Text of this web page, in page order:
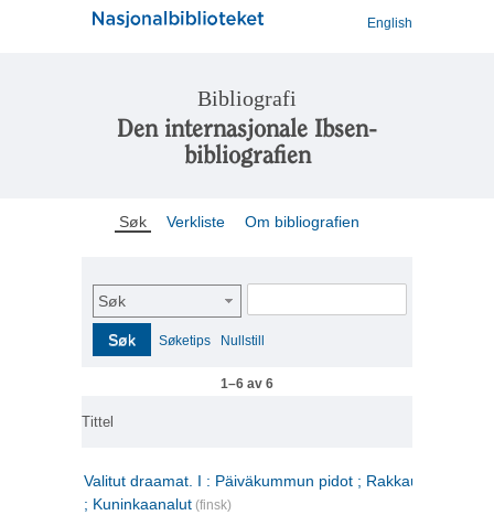
English
Bibliografi
Den internasjonale Ibsen-
bibliografien
Søk Verkliste Om bibliografien
Søk
Søk Søketips Nullstill
1–6 av 6
Tittel
Valitut draamat. I : Päiväkummun pidot ; Rakkauden
; Kuninkaanalut (finsk)